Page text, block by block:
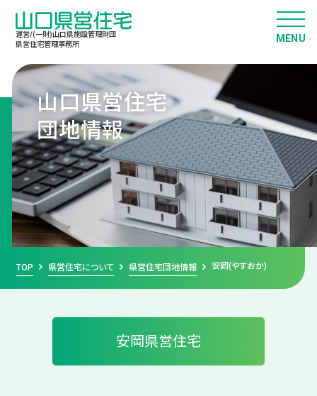
運営/(一財)山口県施設管理財団
県営住宅管理事務所
山口県営住宅
団地情報
TOP 県営住宅について 県営住宅団地情報 安岡(やすおか)
安岡県営住宅